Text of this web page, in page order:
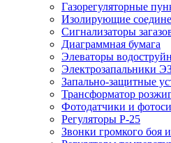
Газорегуляторные
Изолирующие
Сигнализаторы
Диаграммная бумага
Элеваторы
Электрозапальники
Запально-защитные
Трансформатор
Фотодатчики и
Регуляторы Р-25
Звонки громкого боя